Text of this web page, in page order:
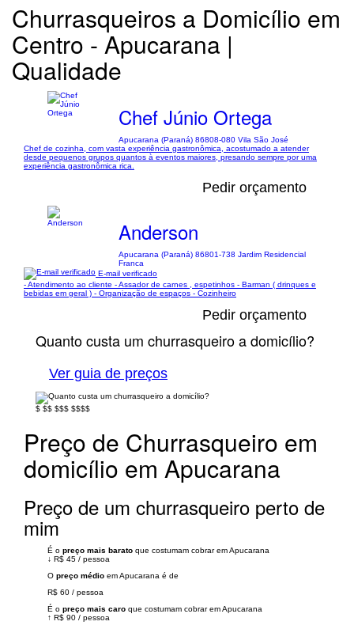
Churrasqueiros a Domicílio em
Centro - Apucarana |
Qualidade
Chef Júnio Ortega
Apucarana (Paraná) 86808-080 Vila São José
Chef de cozinha, com vasta experiência gastronômica, acostumado a atender
desde pequenos grupos quantos à eventos maiores, presando sempre por uma
experiência gastronômica rica.
Pedir orçamento
Anderson
Apucarana (Paraná) 86801-738 Jardim Residencial
Franca
E-mail verificado
- Atendimento ao cliente - Assador de carnes , espetinhos - Barman ( drinques e
bebidas em geral ) - Organização de espaços - Cozinheiro
Pedir orçamento
Quanto custa um churrasqueiro a domicílio?
Ver guia de preços
$ $$ $$$ $$$$
Preço de Churrasqueiro em
domicílio em Apucarana
Preço de um churrasqueiro perto de
mim
É o preço mais barato que costumam cobrar em Apucarana
↓ R$ 45 / pessoa
O preço médio em Apucarana é de
R$ 60 / pessoa
É o preço mais caro que costumam cobrar em Apucarana
↑ R$ 90 / pessoa